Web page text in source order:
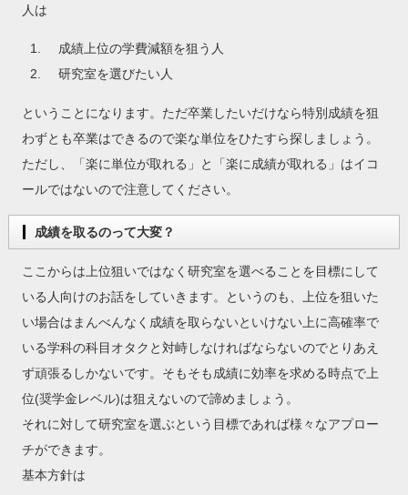
人は
成績上位の学費減額を狙う人
研究室を選びたい人
ということになります。ただ卒業したいだけなら特別成績を狙
わずとも卒業はできるので楽な単位をひたすら探しましょう。
ただし、「楽に単位が取れる」と「楽に成績が取れる」はイコ
ールではないので注意してください。
成績を取るのって大変？
ここからは上位狙いではなく研究室を選べることを目標にして
いる人向けのお話をしていきます。というのも、上位を狙いた
い場合はまんべんなく成績を取らないといけない上に高確率で
いる学科の科目オタクと対峙しなければならないのでとりあえ
ず頑張るしかないです。そもそも成績に効率を求める時点で上
位(奨学金レベル)は狙えないので諦めましょう。
それに対して研究室を選ぶという目標であれば様々なアプロー
チができます。
基本方針は